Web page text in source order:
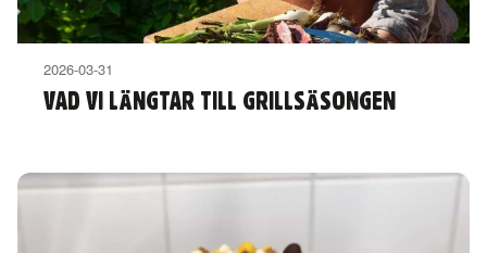
2026-03-31
VAD VI LÄNGTAR TILL GRILLSÄSONGEN